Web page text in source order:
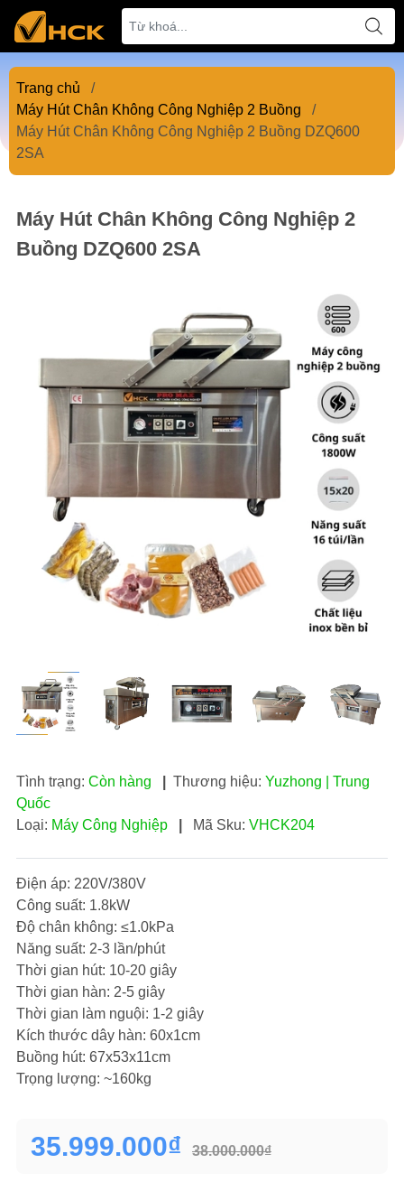
Trang chủ
/
Máy Hút Chân Không Công Nghiệp 2 Buồng
/
Máy Hút Chân Không Công Nghiệp 2 Buồng DZQ600
2SA
Máy Hút Chân Không Công Nghiệp 2
Buồng DZQ600 2SA
Tình trạng: Còn hàng Thương hiệu: Yuzhong | Trung
Quốc
Loại: Máy Công Nghiệp Mã Sku: VHCK204
Điện áp: 220V/380V
Công suất: 1.8kW
Độ chân không: ≤1.0kPa
Năng suất: 2-3 lần/phút
Thời gian hút: 10-20 giây
Thời gian hàn: 2-5 giây
Thời gian làm nguội: 1-2 giây
Kích thước dây hàn: 60x1cm
Buồng hút: 67x53x11cm
Trọng lượng: ~160kg
35.999.000₫ 38.000.000₫